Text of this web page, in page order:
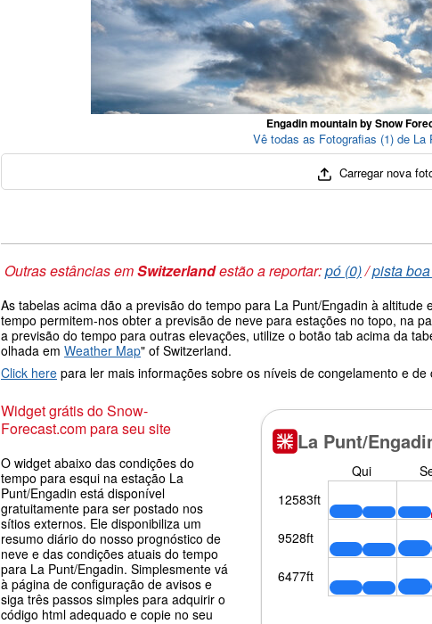
Engadin mountain by Snow
Vê todas as Fotografias (1) de La
Carregar nova
Outras estâncias emSwitzerlandestão a reportar:pó (0)/pista
As tabelas acima dão a previsão do tempo para La Punt/Engadin à
tempo permitem-nos obter a previsão de neve para estações no topo, na
a previsão do tempo para outras elevações, utilize o botão tab acima da
olhada em Weather Map" of Switzerland.
Click here para ler mais informações sobre os níveis de congelamento e
Widget grátis do Snow-
Forecast.com para seu site
O widget abaixo das condições do
tempo para esqui na estação La
Punt/Engadin está disponível
gratuitamente para ser postado nos
sítios externos. Ele disponibiliza um
resumo diário do nosso prognóstico de
neve e das condições atuais do tempo
para La Punt/Engadin. Simplesmente vá
à página de configuração de avisos e
siga três passos simples para adquirir o
código html adequado e copie no seu